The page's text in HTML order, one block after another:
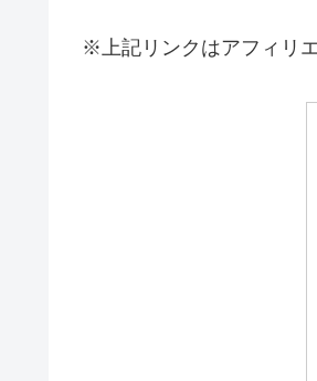
※上記リンクはアフィリ